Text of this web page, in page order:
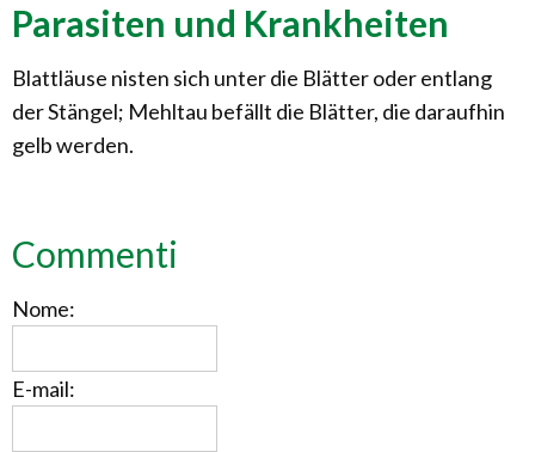
Parasiten und Krankheiten
Blattläuse nisten sich unter die Blätter oder entlang
der Stängel; Mehltau befällt die Blätter, die daraufhin
gelb werden.
Commenti
Nome:
E-mail: